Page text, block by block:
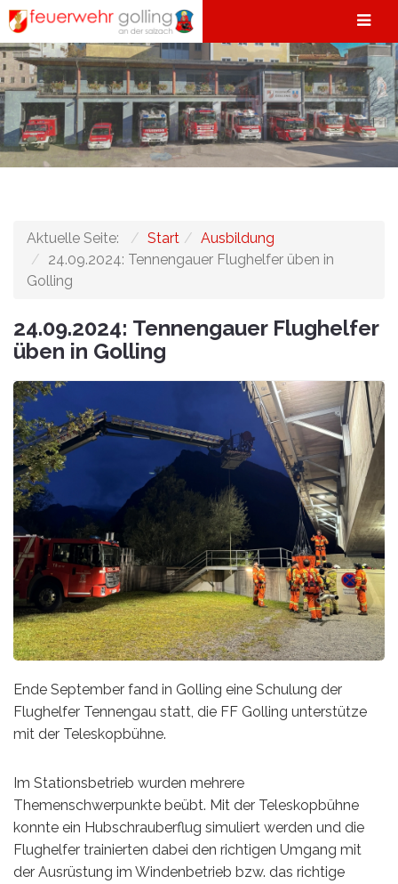
Aktuelle Seite: Start
Ausbildung
24.09.2024: Tennengauer Flughelfer üben in
Golling
24.09.2024: Tennengauer Flughelfer
üben in Golling
Ende September fand in Golling eine Schulung der
Flughelfer Tennengau statt, die FF Golling unterstütze
mit der Teleskopbühne.
Im Stationsbetrieb wurden mehrere
Themenschwerpunkte beübt. Mit der Teleskopbühne
konnte ein Hubschrauberflug simuliert werden und die
Flughelfer trainierten dabei den richtigen Umgang mit
der Ausrüstung im Windenbetrieb bzw. das richtige